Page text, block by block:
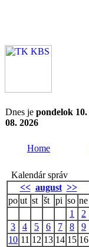
Dnes je pondelok 10.
08. 2026
Home
Kalendár správ
<< august >>
po ut st št pi so ne
1
2
3
4 5 6 7 8
9
10 11 12 13 14 15 16